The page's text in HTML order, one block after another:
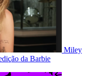
Miley
da Barbie